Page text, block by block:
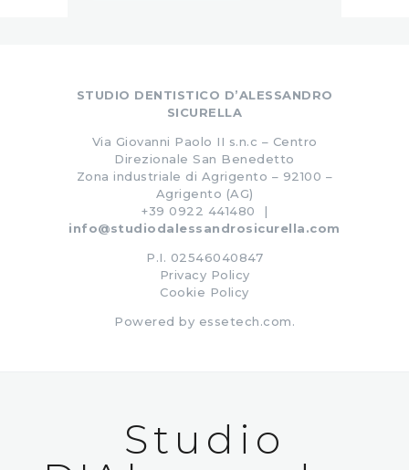
STUDIO DENTISTICO D’ALESSANDRO
SICURELLA
Via Giovanni Paolo II s.n.c – Centro
Direzionale San Benedetto
Zona industriale di Agrigento – 92100 –
Agrigento (AG)
+39 0922 441480 |
info@studiodalessandrosicurella.com
P.I. 02546040847
Privacy Policy
Cookie Policy
Powered by essetech.com.
Studio